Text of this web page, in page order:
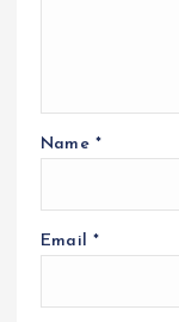
Name *
Email *